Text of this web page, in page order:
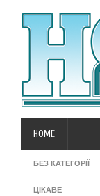
HOME
БЕЗ КАТЕГОРІЇ
ЦІКАВЕ